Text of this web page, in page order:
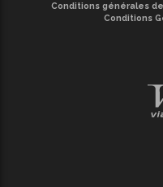
Conditions générales
Conditions